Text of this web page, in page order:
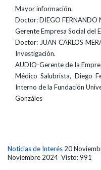
Mayor información.
Doctor: DIEGO FERNANDO
Gerente Empresa Social del
Doctor: JUAN CARLOS
Investigación.
AUDIO-Gerente de la
Médico Salubrista, Diego
Interno de la Fundación
Gonzáles
Noticias de Interés 20
Noviembre 2024 Visto: 991